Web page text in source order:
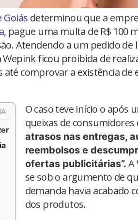
Goiás determinou que a
, pague uma multa de R$ 100
Atendendo a um pedido de
Wepink ficou proibida de
comprovar a existência de
O caso teve início o após
queixas de consumidores
atrasos nas entregas,
reembolsos e
ofertas publicitárias”. A
se sob o argumento de
demanda havia acabado
dos produtos.